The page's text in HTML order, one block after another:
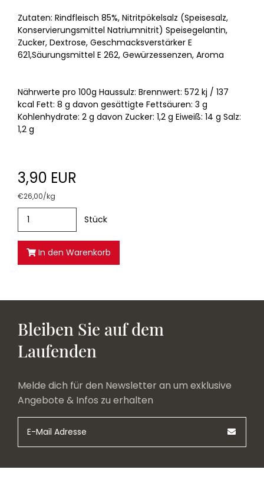
Zutaten: Rindfleisch 85%, Nitritpökelsalz (Speisesalz,
Konservierungsmittel Natriumnitrit) Speisegelantin,
Zucker, Dextrose, Geschmacksverstärker E
621,Säurungsmittel E 262, Gewürzessenzen, Aroma
Nährwerte pro 100g Haussulz: Brennwert: 572 kj / 137
kcal Fett: 8 g davon gesättigte Fettsäuren: 3 g
Kohlenhydrate: 2 g davon Zucker: 1,2 g Eiweiß: 14 g Salz:
1,2 g
3,90 EUR
€26,00/kg
Stück
In den Warenkorb
Bleiben Sie auf dem
Laufenden
Melde dich für den Newsletter an um exklusive
Angebote & Infos zu erhalten